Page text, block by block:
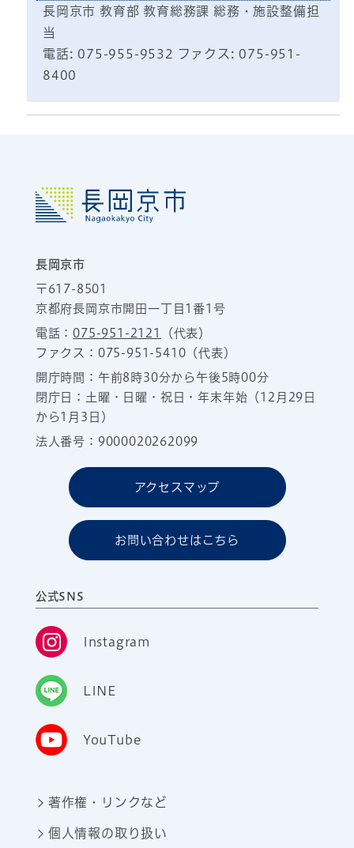
長岡京市 教育部 教育総務課 総務・施設整備担
当
電話: 075-955-9532 ファクス: 075-951-
8400
長岡京市
〒617-8501
京都府長岡京市開田一丁目1番1号
電話：075-951-2121
（代表）
ファクス：075-951-5410（代表）
開庁時間：午前8時30分から午後5時00分
閉庁日：土曜・日曜・祝日・年末年始（12月29日
から1月3日）
法人番号：9000020262099
アクセスマップ
お問い合わせはこちら
公式SNS
Instagram
LINE
YouTube
著作権・リンクなど
個人情報の取り扱い